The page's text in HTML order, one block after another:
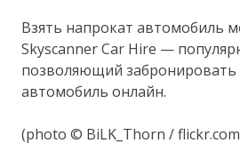
Взять напрокат автомобиль
Skyscanner Car Hire —
позволяющий
автомобиль онлайн.
(photo © BiLK_Thorn /